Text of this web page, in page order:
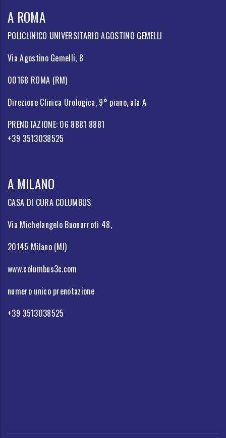
A ROMA
POLICLINICO UNIVERSITARIO AGOSTINO GEMELLI
Via Agostino Gemelli, 8
00168 ROMA (RM)
Direzione Clinica Urologica, 9° piano, ala A
PRENOTAZIONE: 06 8881 8881
+39 3513038525
A MILANO
CASA DI CURA COLUMBUS
Via Michelangelo Buonarroti 48,
20145 Milano (MI)
www.columbus3c.com
numero unico prenotazione
+39 3513038525